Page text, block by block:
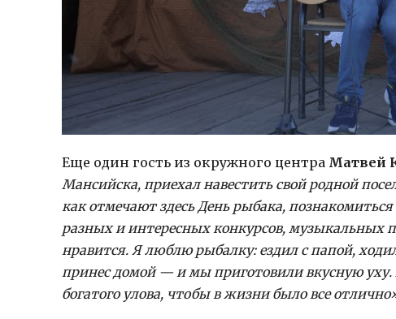
Еще один гость из окружного центра Матвей
Мансийска, приехал навестить свой родной
как отмечают здесь День рыбака,
разных и интересных конкурсов, музыкальных
нравится. Я люблю рыбалку: ездил с папой,
принес домой — и мы приготовили вкусную
богатого улова, чтобы в жизни было все